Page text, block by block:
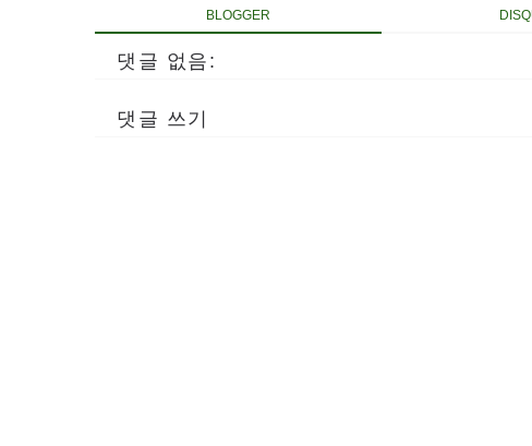
BLOGGER
댓글 없음:
댓글 쓰기